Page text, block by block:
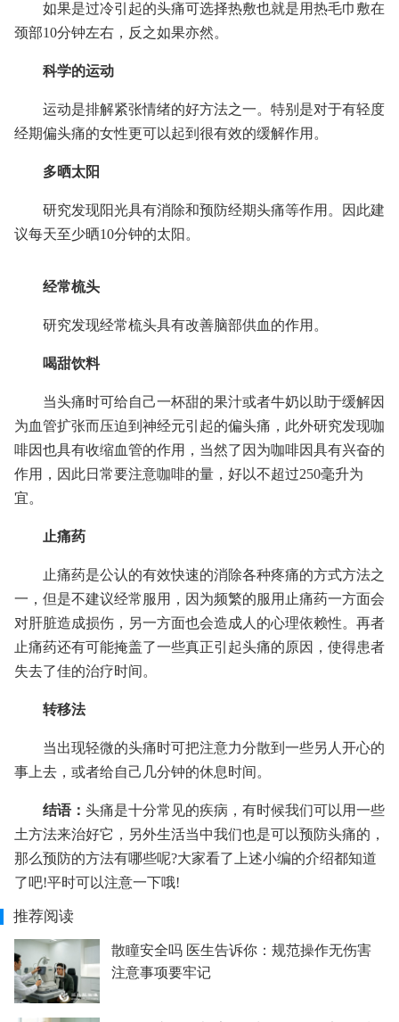
如果是过冷引起的头痛可选择热敷也就是用热毛巾敷在
颈部10分钟左右，反之如果亦然。
科学的运动
运动是排解紧张情绪的好方法之一。特别是对于有轻度
经期偏头痛的女性更可以起到很有效的缓解作用。
多晒太阳
研究发现阳光具有消除和预防经期头痛等作用。因此建
议每天至少晒10分钟的太阳。
经常梳头
研究发现经常梳头具有改善脑部供血的作用。
喝甜饮料
当头痛时可给自己一杯甜的果汁或者牛奶以助于缓解因
为血管扩张而压迫到神经元引起的偏头痛，此外研究发现咖
啡因也具有收缩血管的作用，当然了因为咖啡因具有兴奋的
作用，因此日常要注意咖啡的量，好以不超过250毫升为
宜。
止痛药
止痛药是公认的有效快速的消除各种疼痛的方式方法之
一，但是不建议经常服用，因为频繁的服用止痛药一方面会
对肝脏造成损伤，另一方面也会造成人的心理依赖性。再者
止痛药还有可能掩盖了一些真正引起头痛的原因，使得患者
失去了佳的治疗时间。
转移法
当出现轻微的头痛时可把注意力分散到一些另人开心的
事上去，或者给自己几分钟的休息时间。
结语： 头痛是十分常见的疾病，有时候我们可以用一些
土方法来治好它，另外生活当中我们也是可以预防头痛的，
那么预防的方法有哪些呢?大家看了上述小编的介绍都知道
了吧!平时可以注意一下哦!
推荐阅读
散瞳安全吗 医生告诉你：规范操作无伤害
注意事项要牢记